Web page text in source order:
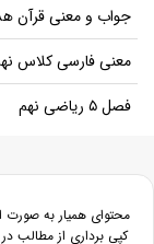
جواب و معنی قرآن
معنی فارسی کلاس
فصل ۵ ریاضی نهم
محتوای همیار به صورت
کپی برداری از مطالب